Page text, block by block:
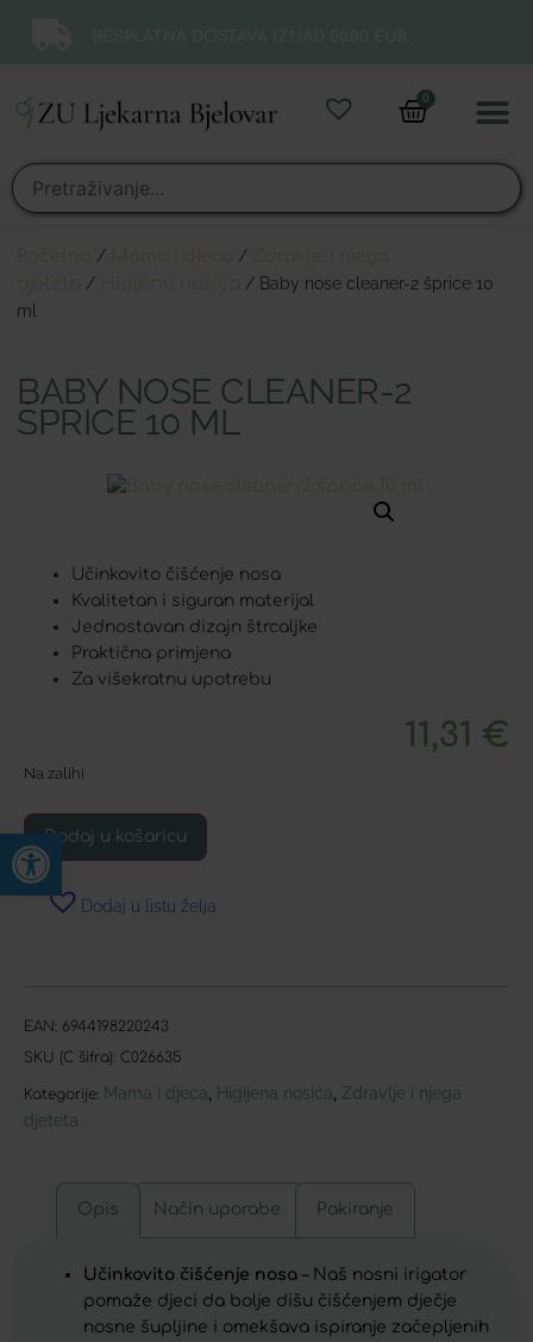
Open toolbar
0
/ /
/
/ Baby nose cleaner-2 šprice 10
ml
BABY NOSE CLEANER-2
ŠPRICE 10 ML
Učinkovito čišćenje nosa
Kvalitetan i siguran materijal
Jednostavan dizajn štrcaljke
Praktična primjena
Za višekratnu upotrebu
11,31 €
Na zalihi
Dodaj u košaricu
Dodaj u listu želja
EAN: 6944198220243
SKU (C šifra): C026635
Kategorije: Mama i djeca, Higijena nosića, Zdravlje i njega
djeteta
Opis Način uporabe Pakiranje
Učinkovito čišćenje nosa – Naš nosni irigator
pomaže djeci da bolje dišu čišćenjem dječje
nosne šupljine i omekšava ispiranje začepljenih